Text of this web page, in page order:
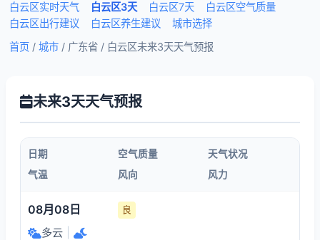
白云区实时天气 白云区3天 白云区7天
白云区空气质量
白云区出行建议
白云区养生建议
城市选择
首页 / 城市 / 广东省 / 白云区未来3天天气预报
未来3天天气预报
日期 空气质量
天气状况
气温
风向 风力
08月08日 良
多云